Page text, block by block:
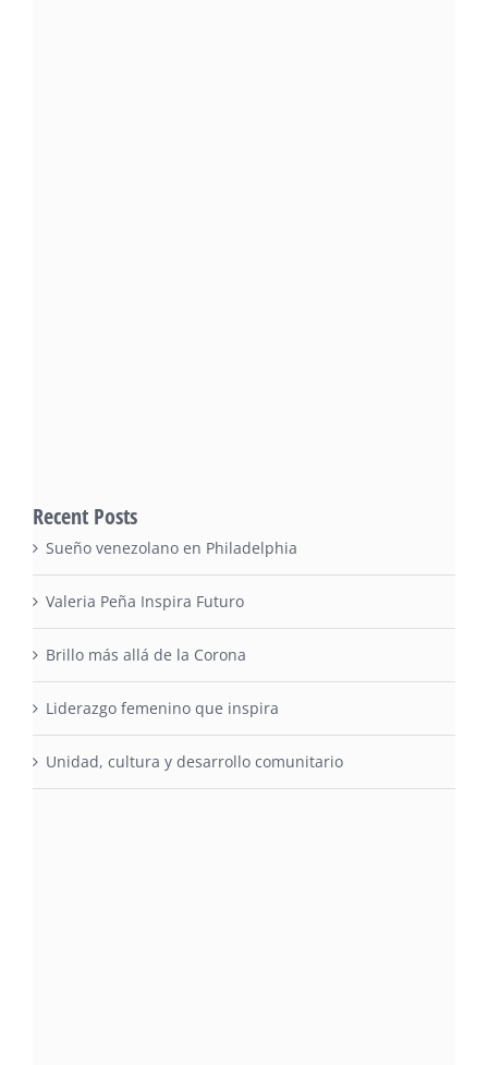
Recent Posts
Sueño venezolano en Philadelphia
Valeria Peña Inspira Futuro
Brillo más allá de la Corona
Liderazgo femenino que inspira
Unidad, cultura y desarrollo comunitario